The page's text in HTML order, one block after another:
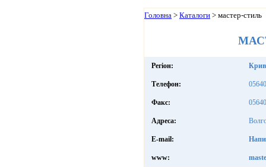
Головна > Каталоги > мастер-стиль
Регіон:
Телефон:
Факс:
Адреса:
E-mail:
www: